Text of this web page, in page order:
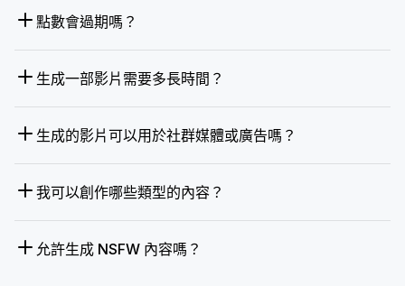
點數會過期嗎？
生成一部影片需要多長時間？
生成的影片可以用於社群媒體或廣告嗎？
我可以創作哪些類型的內容？
允許生成 NSFW 內容嗎？